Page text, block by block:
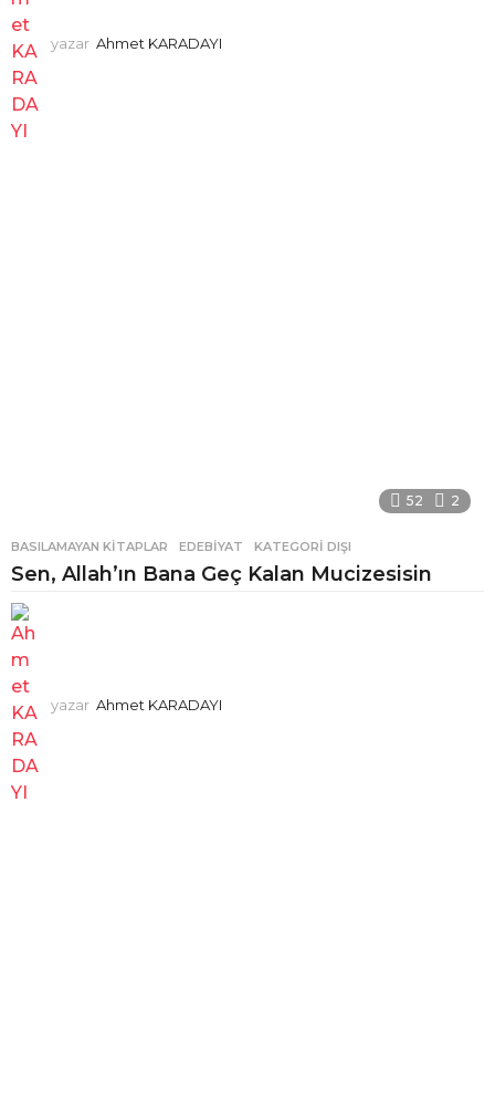
yazar Ahmet KARADAYI
52 2
BASILAMAYAN KITAPLAR ,EDEBIYAT ,KATEGORI DIŞI
Sen, Allah’ın Bana Geç Kalan Mucizesisin
yazar Ahmet KARADAYI